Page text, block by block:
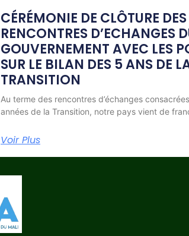
CÉRÉMONIE DE CLÔTURE DES
RENCONTRES D’ECHANGES
GOUVERNEMENT AVEC LES
SUR LE BILAN DES 5 ANS DE
TRANSITION
Au terme des rencontres d’échanges
années de la Transition, notre pays vient de
Voir Plus